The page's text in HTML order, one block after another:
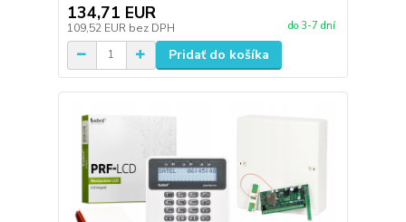
134,71 EUR
109,52 EUR bez DPH do 3-7 dní
Pridať do košíka